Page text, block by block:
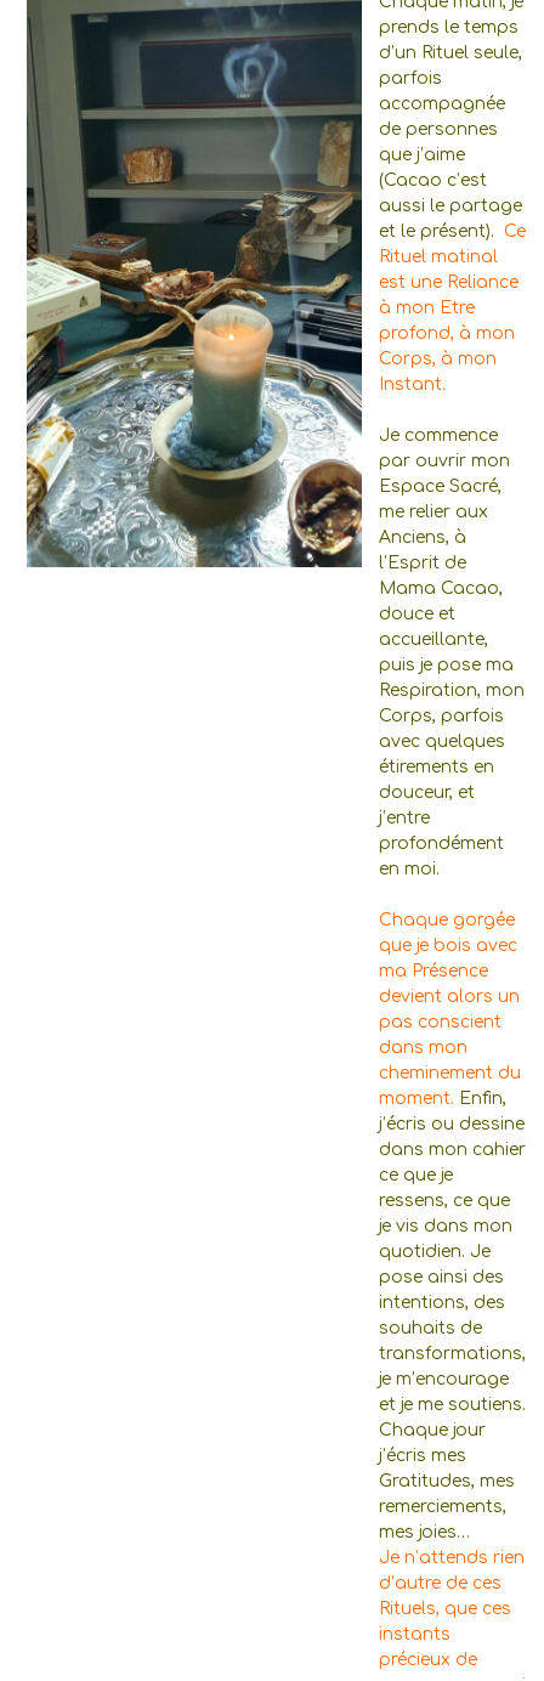
prends le temps
d’un Rituel seule,
parfois
accompagnée
de personnes
que j’aime
(Cacao c’est
aussi le partage
et le présent). Ce
Rituel matinal
est une Reliance
à mon Etre
profond, à mon
Corps, à mon
Instant.
Je commence
par ouvrir mon
Espace Sacré,
me relier aux
Anciens, à
l’Esprit de
Mama Cacao,
douce et
accueillante,
puis je pose ma
Respiration, mon
Corps, parfois
avec quelques
étirements en
douceur, et
j’entre
profondément
en moi.
Chaque gorgée
que je bois avec
ma Présence
devient alors un
pas conscient
dans mon
cheminement du
moment. Enfin,
j’écris ou dessine
dans mon cahier
ce que je
ressens, ce que
je vis dans mon
quotidien. Je
pose ainsi des
intentions, des
souhaits de
transformations,
je m’encourage
et je me soutiens.
Chaque jour
j’écris mes
Gratitudes, mes
remerciements,
mes joies…
Je n’attends rien
d’autre de ces
Rituels, que ces
instants
précieux de